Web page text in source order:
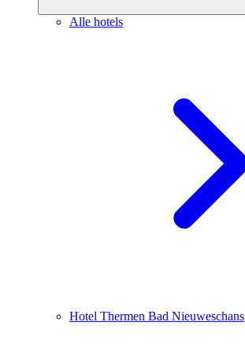
Alle hotels
Hotel Thermen Bad Nieuweschans